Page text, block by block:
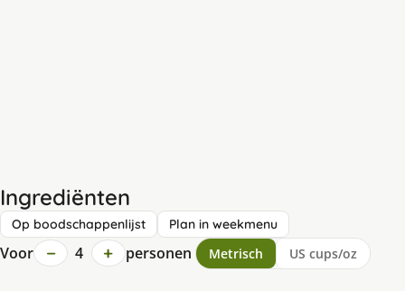
Ingrediënten
Op boodschappenlijst Plan in weekmenu
Voor − 4 + personen Metrisch US cups/oz